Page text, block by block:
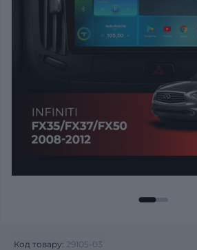
Код товару: 29105-03